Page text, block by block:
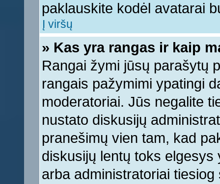
paklauskite kodėl avatarai
Į viršų
» Kas yra rangas ir kaip
Rangai žymi jūsų parašytų
rangais pažymimi ypatingi
moderatoriai. Jūs negalite
nustato diskusijų
pranešimų vien tam, kad
diskusijų lentų toks
arba administratoriai